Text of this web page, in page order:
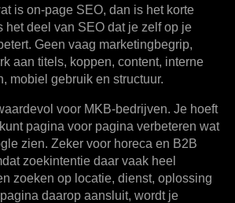
is on-page SEO, dan is het korte
het deel van SEO dat je zelf op je
Geen vaag marketingbegrip,
aan titels, koppen, content, interne
mobiel gebruik en structuur.
voor MKB-bedrijven. Je hoeft
pagina voor pagina verbeteren wat
zien. Zeker voor horeca en B2B
zoekintentie daar vaak heel
zoeken op locatie, dienst, oplossing
daarop aansluit, wordt je